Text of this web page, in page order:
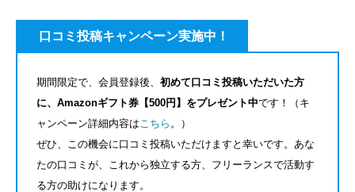
口コミ投稿キャンペーン実施中！
期間限定で、会員登録後、 初めて口コミ投稿いただいた方
に、Amazonギフト券【500円】をプレゼント中です！（キ
ャンペーン詳細内容は こちら 。）
ぜひ、この機会に口コミ投稿いただけますと幸いです。あな
たの口コミが、これから独立する方、フリーランスで活動す
る方の助けになります。